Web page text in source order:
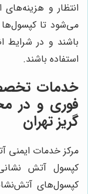
انتظار و
می‌شود تا کپسول‌ها
باشند و در شرایط
استفاده باشند.
خدمات
فوری و در
گریز تهران
مرکز خدمات ایمنی
کپسول آتش
کپسول‌های